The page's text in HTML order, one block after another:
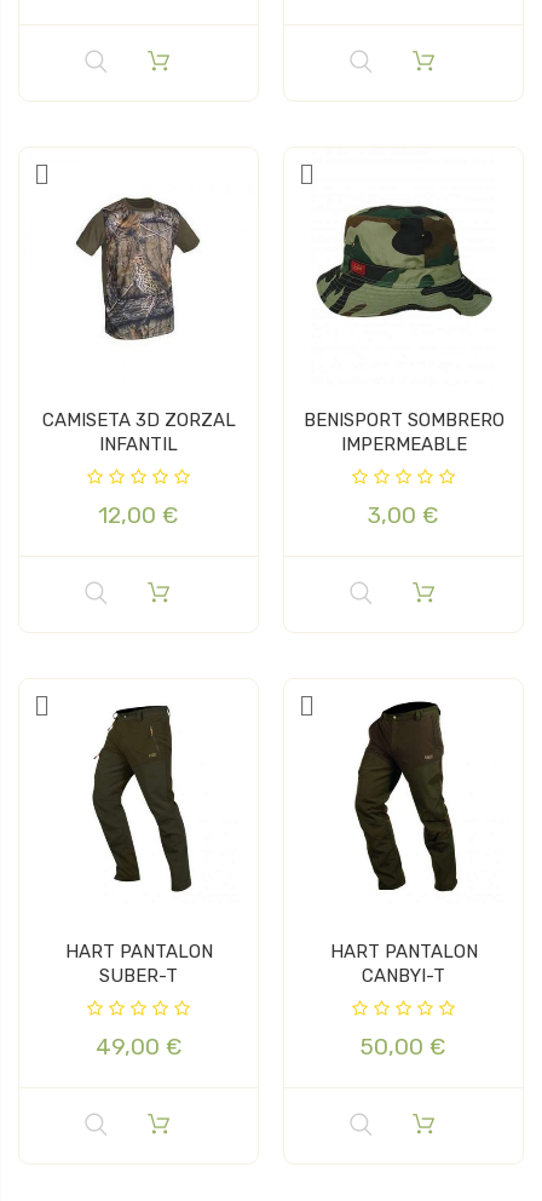
CAMISETA 3D ZORZAL
INFANTIL
12,00 €
BENISPORT SOMBRERO
IMPERMEABLE
3,00 €
HART PANTALON
SUBER-T
49,00 €
HART PANTALON
CANBYI-T
50,00 €